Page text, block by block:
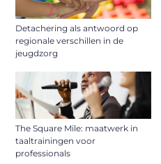
Detachering als antwoord op
regionale verschillen in de
jeugdzorg
The Square Mile: maatwerk in
taaltrainingen voor
professionals